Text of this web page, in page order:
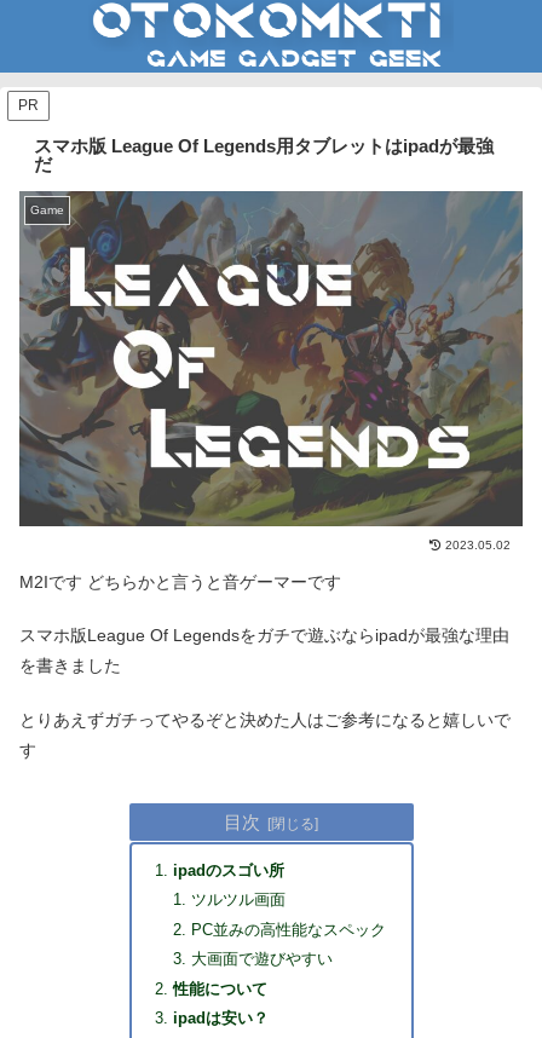
PR
スマホ版 League Of Legends用タブレットはipadが最強
だ
Game
2023.05.02
M2Iです どちらかと言うと音ゲーマーです
スマホ版League Of Legendsをガチで遊ぶならipadが最強な理由
を書きました
とりあえずガチってやるぞと決めた人はご参考になると嬉しいで
す
目次
ipadのスゴい所
ツルツル画面
PC並みの高性能なスペック
大画面で遊びやすい
性能について
ipadは安い？